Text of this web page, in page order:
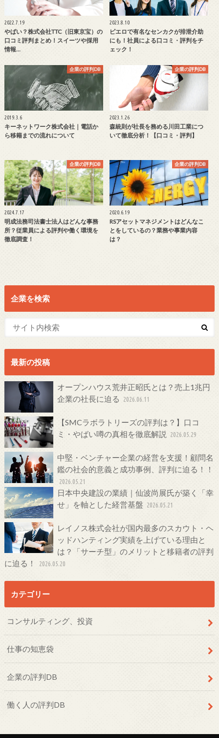
2022.7.19
やばい？株式会社TTC（旧東京宝）の
口コミ評判まとめ！スイーツや採用
情報…
2023.8.10
ピエロで有名なセンカクが排泄介助
にも！社員による口コミ・評判をチ
ェック！
企業の評判DB
2019.3.6
キーネットワーク株式会社｜電話か
ら移籍までの流れについて
企業の評判DB
2023.1.26
森統則が社長を務める川田工業につ
いて徹底分析！【口コミ・評判】
企業の評判DB
2024.7.17
明成法務司法書士法人はどんな事務
所？従業員による評判や働く環境を
徹底調査！
企業の評判DB
2020.6.19
RSアセットマネジメントはどんなこ
とをしているの？業務や事業内容
は？
企業を検索
最新の投稿
オープンハウス荒井正昭氏とは？売上1兆円
企業の社長に迫る
2026.06.11
【SMCラボラトリーズの評判は？】口コ
ミ・やばい噂の真相を徹底解説
2026.05.29
中堅・ベンチャー企業の経営を支援！顧問名
鑑の社会的意義と成功事例、評判に迫る！！
2026.05.21
日本中央建設の業績｜仙波尚展氏が築く「幸
せ」を軸とした経営基盤 2026.05.21
レイノス株式会社が国内最多のスカウト・ヘ
ッドハンティング実績を上げている理由と
は？「サーチ型」のメリットと移籍者の評判
に迫る！
2026.05.20
カテゴリー
コンサルティング、投資
仕事の知恵袋
企業の評判DB
働く人の評判DB